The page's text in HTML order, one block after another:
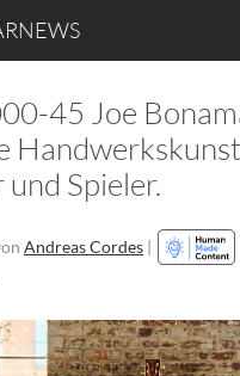
45 Joe
und Spieler.
Andreas Cordes |